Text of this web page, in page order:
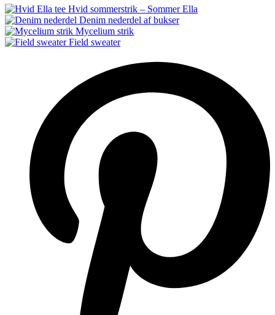
Hvid sommerstrik – Sommer Ella
Denim nederdel af bukser
Mycelium strik
Field sweater